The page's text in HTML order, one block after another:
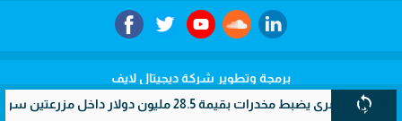
sync
بقيمة 28.5 مليون دولار داخل مزرعتين سريتين بالإسماعيلية
برمجة وتطوير شركة ديجيتال لايف